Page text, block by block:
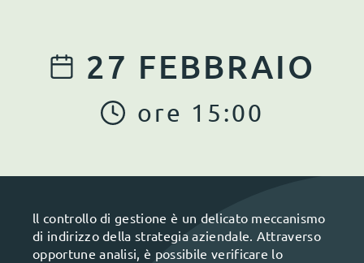
27 FEBBRAIO
ore 15:00
ll controllo di gestione è un delicato meccanismo
di indirizzo della strategia aziendale. Attraverso
opportune analisi, è possibile verificare lo